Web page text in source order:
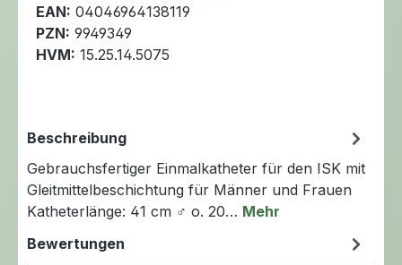
EAN: 04046964138119
PZN: 9949349
HVM: 15.25.14.5075
Beschreibung
Gebrauchsfertiger Einmalkatheter für den ISK mit
Gleitmittelbeschichtung für Männer und Frauen
Katheterlänge: 41 cm ♂ o. 20… Mehr
Bewertungen